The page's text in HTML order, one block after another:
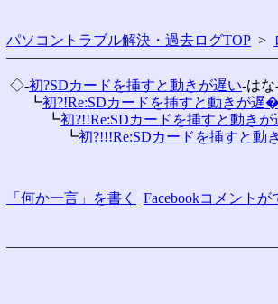
パソコントラブル解決・過去ログTOP >
◇-初?SDカードを挿すと動きが遅い-はな
┗初?!Re:SDカードを挿すと動きが遅
┗初?!!Re:SDカードを挿すと動きが
┗初?!!!Re:SDカードを挿すと動
「何か一言」を書く Facebookコメントが